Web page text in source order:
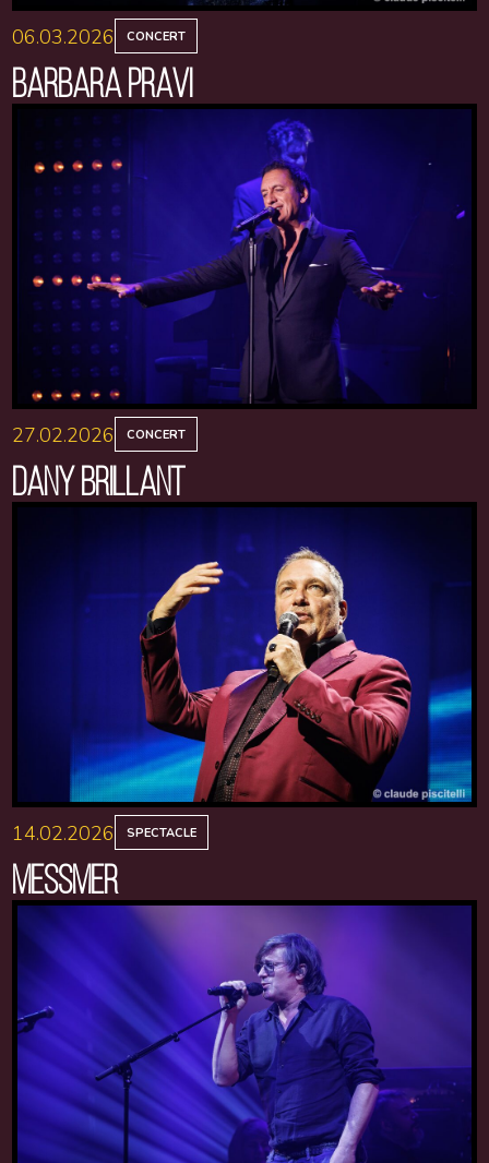
06.03.2026 CONCERT
BARBARA PRAVI
27.02.2026 CONCERT
DANY BRILLANT
14.02.2026 SPECTACLE
MESSMER